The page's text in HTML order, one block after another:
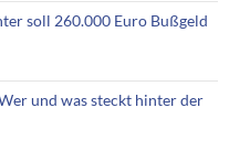
soll 260.000 Euro Bußgeld
und was steckt hinter der